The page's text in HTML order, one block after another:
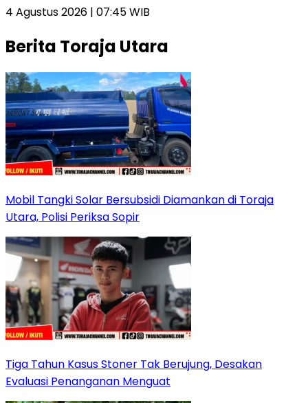
4 Agustus 2026 | 07:45 WIB
Berita Toraja Utara
Mobil Tangki Solar Bersubsidi Diamankan di Toraja
Utara, Polisi Periksa Sopir
Tiga Tahun Kasus Stoner Tak Berujung, Desakan
Evaluasi Penanganan Menguat